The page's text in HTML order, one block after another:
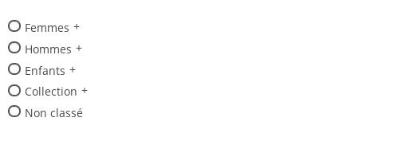
Femmes
Hommes
Enfants
Collection
Non classé